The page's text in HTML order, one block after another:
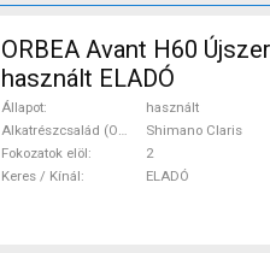
ORBEA Avant H60 Újszerű Országúti Országúti
használt ELADÓ
Állapot
használt
Alkatrészcsalád (Outi)
Shimano Claris
Fokozatok elöl
2
Keres / Kínál
ELADÓ